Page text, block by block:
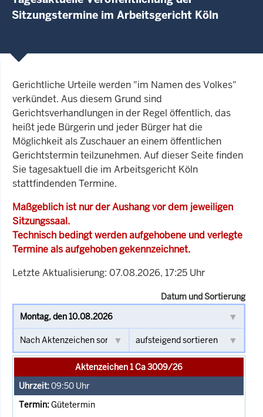
Sitzungstermine im Arbeitsgericht Köln
Gerichtliche Urteile werden "im Namen des Volkes"
verkündet. Aus diesem Grund sind
Gerichtsverhandlungen in der Regel öffentlich, das
heißt jede Bürgerin und jeder Bürger hat die
Möglichkeit als Zuschauer an einem öffentlichen
Gerichtstermin teilzunehmen. Auf dieser Seite finden
Sie tagesaktuell die im Arbeitsgericht Köln
stattfindenden Termine.
Maßgeblich ist nur der Aushang vor dem jeweiligen
Sitzungssaal.
Technisch bedingt werden aufgehobene und verlegte
Termine als aufgehoben gekennzeichnet.
Letzte Aktualisierung: 07.08.2026, 17:25 Uhr
Datum und Sortierung
Aktenzeichen 1 Ca 3009/26
09:50 Uhr
Gütetermin